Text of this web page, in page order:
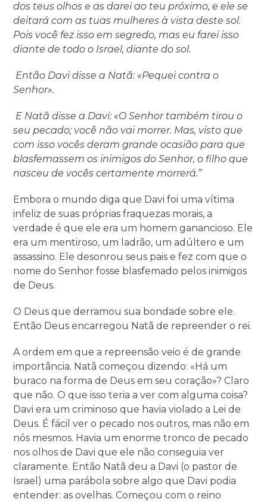
dos teus olhos e as darei ao teu próximo, e ele se
deitará com as tuas mulheres à vista deste sol.
Pois você fez isso em segredo, mas eu farei isso
diante de todo o Israel, diante do sol.
Então Davi disse a Natã: «Pequei contra o
Senhor».
E Natã disse a Davi: «O Senhor também tirou o
seu pecado; você não vai morrer. Mas, visto que
com isso vocês deram grande ocasião para que
blasfemassem os inimigos do Senhor, o filho que
nasceu de vocês certamente morrerá.”
Embora o mundo diga que Davi foi uma vítima
infeliz de suas próprias fraquezas morais, a
verdade é que ele era um homem ganancioso. Ele
era um mentiroso, um ladrão, um adúltero e um
assassino. Ele desonrou seus pais e fez com que o
nome do Senhor fosse blasfemado pelos inimigos
de Deus.
O Deus que derramou sua bondade sobre ele.
Então Deus encarregou Natã de repreender o rei.
A ordem em que a repreensão veio é de grande
importância. Natã começou dizendo: «Há um
buraco na forma de Deus em seu coração»? Claro
que não. O que isso teria a ver com alguma coisa?
Davi era um criminoso que havia violado a Lei de
Deus. É fácil ver o pecado nos outros, mas não em
nós mesmos. Havia um enorme tronco de pecado
nos olhos de Davi que ele não conseguia ver
claramente. Então Natã deu a Davi (o pastor de
Israel) uma parábola sobre algo que Davi podia
entender: as ovelhas. Começou com o reino